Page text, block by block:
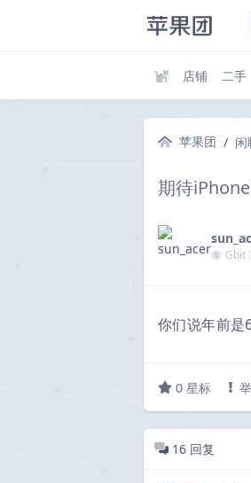
店铺 二手
苹果团 / 闲
期待
Gbit
你们说年前
0 星标
16 回复